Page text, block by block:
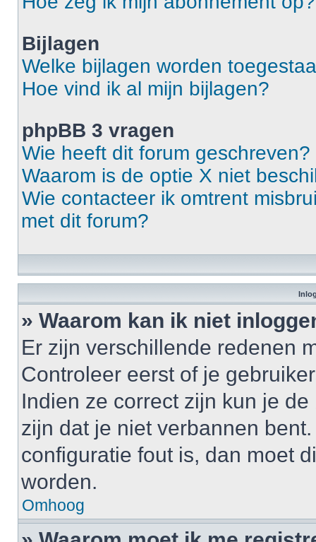
Bijlagen
Welke bijlagen worden
Hoe vind ik al mijn bijlagen?
phpBB 3 vragen
Wie heeft dit forum geschreven?
Waarom is de optie X niet
Wie contacteer ik omtrent
met dit forum?
» Waarom kan ik niet
Er zijn verschillende redenen
Controleer eerst of je
Indien ze correct zijn kun je
zijn dat je niet verbannen
configuratie fout is, dan moet
worden.
Omhoog